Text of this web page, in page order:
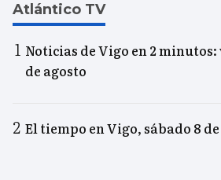
Atlántico TV
Noticias de Vigo en 2 minutos:
de agosto
El tiempo en Vigo, sábado 8